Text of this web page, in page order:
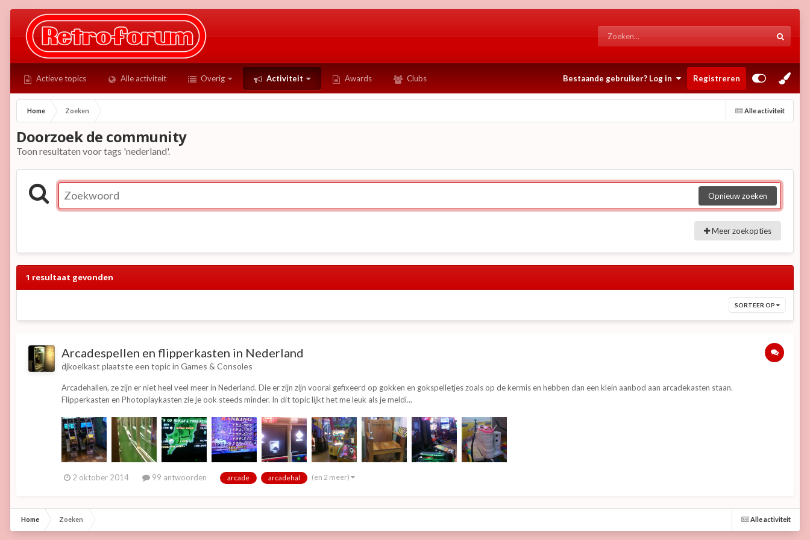
Actieve topics Alle activiteit Overig Activiteit Awards Clubs Bestaande gebruiker? Log in Registreren
Alle activiteit
Home Zoeken
Doorzoek de community
Toon resultaten voor tags 'nederland'.
Opnieuw zoeken
Meer zoekopties
1 resultaat gevonden
SORTEER OP
Arcadespellen en flipperkasten in Nederland
djkoelkast plaatste een topic in Games & Consoles
Arcadehallen, ze zijn er niet heel veel meer in Nederland. Die er zijn zijn vooral gefixeerd op gokken en gokspelletjes zoals op de kermis en hebben dan een klein aanbod aan arcadekasten staan.
Flipperkasten en Photoplaykasten zie je ook steeds minder. In dit topic lijkt het me leuk als je meldi...
2 oktober 2014 99 antwoorden arcade arcadehal (en 2 meer)
Alle activiteit
Home Zoeken